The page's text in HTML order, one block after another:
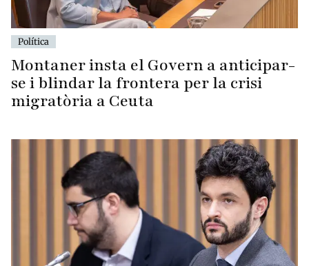
Política
Montaner insta el Govern a anticipar-
se i blindar la frontera per la crisi
migratòria a Ceuta